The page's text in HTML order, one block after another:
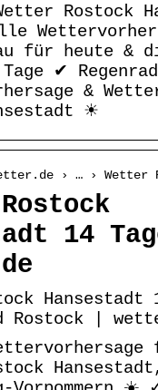
Rostock
für heute &
✔
&
☀
› … › Wetter
14
Hansestadt
Rostock |